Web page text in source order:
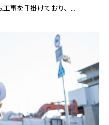
事を手掛けており、...